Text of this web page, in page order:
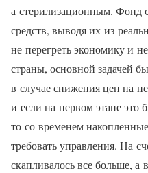
а стерилизационным. Фонд
средств, выводя их из
не перегреть экономику и
страны, основной задачей
в случае снижения цен на
и если на первом этапе это
то со временем
требовать управления. На
скапливалось все больше,